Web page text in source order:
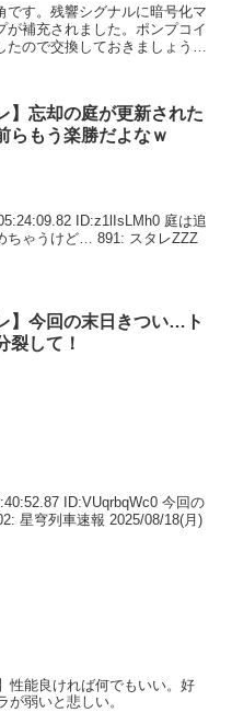
です。残響シグナルに暗号化マ
補充されました。ポンプコイ
たので交換しておきましょう。
】忘却の庭が更新された
らもう楽勝だよなｗ
ID:z1lIsLMh0 庭は追
ちゃうけど… 891: スタレZZZ
】今回の末日きつい…ト
裂して！
ID:VUqrbqWc0 今回の
星穹列車速報 2025/08/18(月)
性能良ければ何でもいい。好
が弱いと悲しい。